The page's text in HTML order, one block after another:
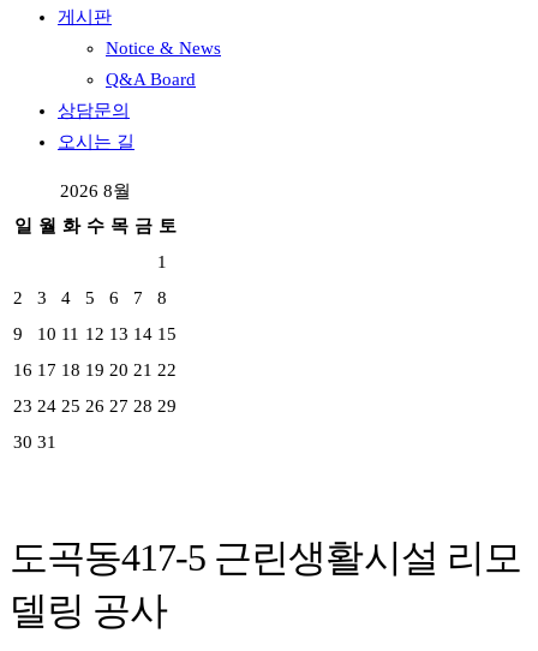
게시판
Notice & News
Q&A Board
상담문의
오시는 길
2026 8월
일 월 화 수 목 금 토
1
2
3 4 5 6 7
8
9
10 11 12 13 14 15
16 17 18 19 20 21 22
23 24 25 26 27 28 29
30 31
도곡동417-5 근린생활시설 리모
델링 공사